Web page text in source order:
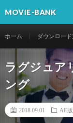
MOVIE-BANK
ホーム ダウンロー
ラグジュア
ング
2018.09.01 AE版